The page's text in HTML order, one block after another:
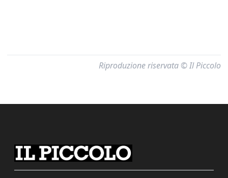
Riproduzione riservata © Il Piccolo